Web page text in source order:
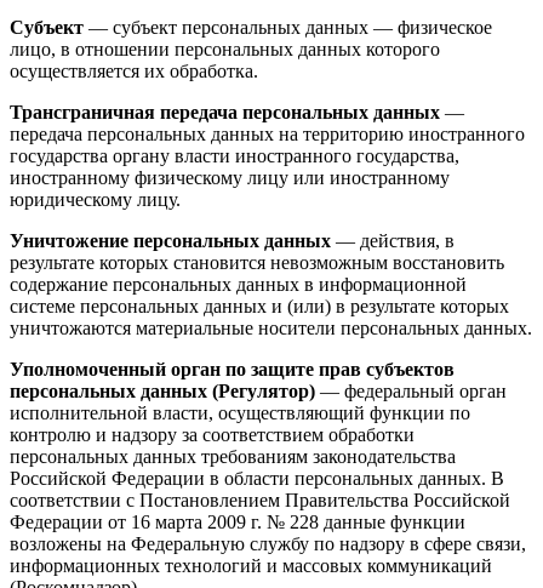
Субъект — субъект персональных данных — физическое
лицо, в отношении персональных данных которого
осуществляется их обработка.
Трансграничная передача персональных данных —
передача персональных данных на территорию иностранного
государства органу власти иностранного государства,
иностранному физическому лицу или иностранному
юридическому лицу.
Уничтожение персональных данных — действия, в
результате которых становится невозможным восстановить
содержание персональных данных в информационной
системе персональных данных и (или) в результате которых
уничтожаются материальные носители персональных данных.
Уполномоченный орган по защите прав субъектов
персональных данных (Регулятор) — федеральный орган
исполнительной власти, осуществляющий функции по
контролю и надзору за соответствием обработки
персональных данных требованиям законодательства
Российской Федерации в области персональных данных. В
соответствии с Постановлением Правительства Российской
Федерации от 16 марта 2009 г. № 228 данные функции
возложены на Федеральную службу по надзору в сфере связи,
информационных технологий и массовых коммуникаций